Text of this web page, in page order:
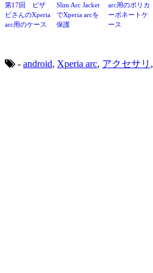
第17回 ビザ
ビさんのXperia
arc用のケース
Slim Arc Jacket
でXperia arcを
保護
arc用のポリカ
ーボネートケ
ース
- android, Xperia arc, アクセサリ ,